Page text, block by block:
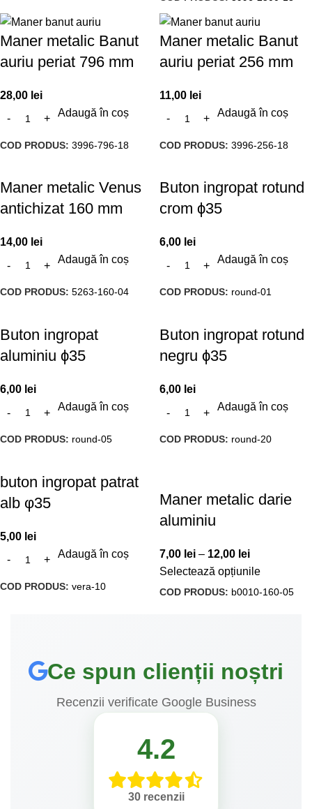
Maner metalic Banut
auriu periat 796 mm
28,00 lei
Adaugă în coș
COD PRODUS: 3996-796-18
Maner metalic Banut
auriu periat 256 mm
11,00 lei
Adaugă în coș
COD PRODUS: 3996-256-18
Maner metalic Venus
antichizat 160 mm
14,00 lei
Adaugă în coș
COD PRODUS: 5263-160-04
Buton ingropat rotund
crom ϕ35
6,00 lei
Adaugă în coș
COD PRODUS: round-01
Buton ingropat
aluminiu ϕ35
6,00 lei
Adaugă în coș
COD PRODUS: round-05
Buton ingropat rotund
negru ϕ35
6,00 lei
Adaugă în coș
COD PRODUS: round-20
buton ingropat patrat
alb φ35
5,00 lei
Adaugă în coș
COD PRODUS: vera-10
Maner metalic darie
aluminiu
7,00 lei – 12,00 lei
Selectează opțiunile
COD PRODUS: b0010-160-05
Ce spun clienții noștri
Recenzii verificate Google Business
4.2
30 recenzii